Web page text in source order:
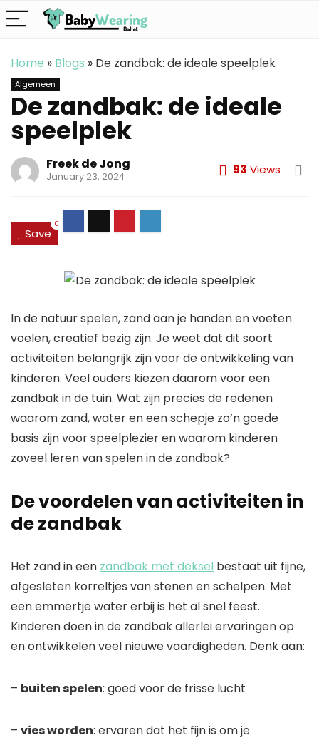
Home » Blogs » De zandbak: de ideale speelplek
Algemeen
De zandbak: de ideale
speelplek
Freek de Jong
January 23, 2024 93 Views
Save
0
In de natuur spelen, zand aan je handen en voeten
voelen, creatief bezig zijn. Je weet dat dit soort
activiteiten belangrijk zijn voor de ontwikkeling van
kinderen. Veel ouders kiezen daarom voor een
zandbak in de tuin. Wat zijn precies de redenen
waarom zand, water en een schepje zo’n goede
basis zijn voor speelplezier en waarom kinderen
zoveel leren van spelen in de zandbak?
De voordelen van activiteiten in
de zandbak
Het zand in een zandbak met deksel bestaat uit fijne,
afgesleten korreltjes van stenen en schelpen. Met
een emmertje water erbij is het al snel feest.
Kinderen doen in de zandbak allerlei ervaringen op
en ontwikkelen veel nieuwe vaardigheden. Denk aan:
– buiten spelen: goed voor de frisse lucht
– vies worden: ervaren dat het fijn is om je